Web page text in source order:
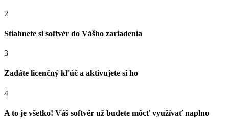
2
Stiahnete si softvér do Vášho zariadenia
3
Zadáte licenčný kľúč a aktivujete si ho
4
A to je všetko! Váš softvér už budete môcť využívať naplno